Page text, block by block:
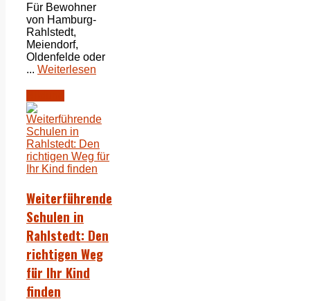
Für Bewohner
von Hamburg-
Rahlstedt,
Meiendorf,
Oldenfelde oder
... Weiterlesen
Weiterführende
Schulen in
Rahlstedt: Den
richtigen Weg
für Ihr Kind
finden